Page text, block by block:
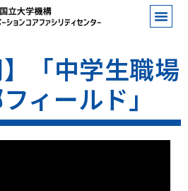
】「中学生職場
ィールド」